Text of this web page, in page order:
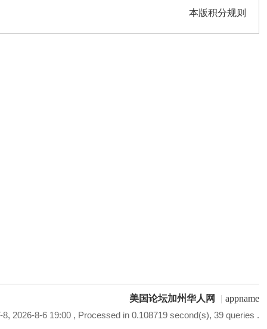
本版积分规则
美国论坛加州华人网 | appname
8, 2026-8-6 19:00, Processed in 0.108719 second(s), 39 queries .